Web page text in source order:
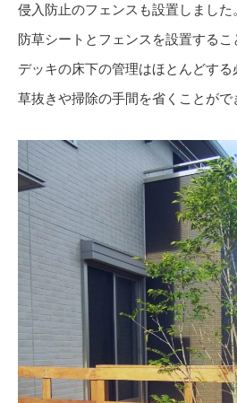
侵入防止のフェンスも設置しました
防草シートとフェンスを設置するこ
デッキの床下の管理はほとんどする
草抜きや掃除の手間を省くことがで